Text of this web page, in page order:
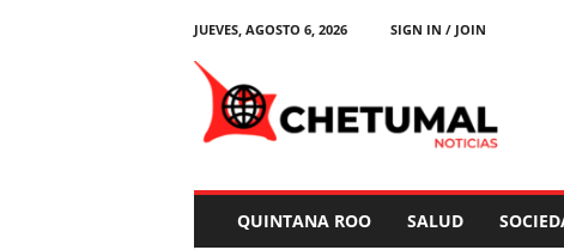
JUEVES, AGOSTO 6, 2026
SIGN IN / JOIN
QUINTANA ROO SALUD